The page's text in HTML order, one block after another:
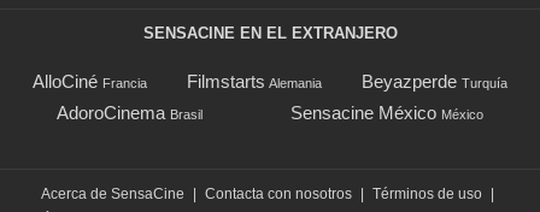
SENSACINE EN EL EXTRANJERO
AlloCiné Francia Filmstarts Alemania Beyazperde Turquía
AdoroCinema Brasil Sensacine México México
Acerca de SensaCine Contacta con nosotros Términos de uso